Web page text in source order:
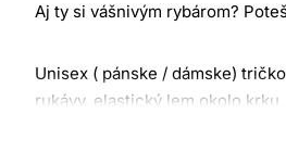
Aj ty si vášnivým rybárom?
Unisex ( pánske / dámske)
rukávy, elastický lem okolo krku.